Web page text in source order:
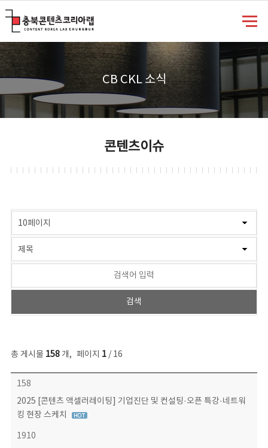
CB CKL 소식
콘텐츠이슈
총 게시물 158개, 페이지 1/ 16
콘텐츠이슈 목록 - 번호, 제목, 작성자, 파일, 조회수, 작성일 정보 제공
158
2025 [콘텐츠 액셀러레이팅] 기업진단 및 컨설팅·오픈 특강·네트워
킹 현장 스케치
1910